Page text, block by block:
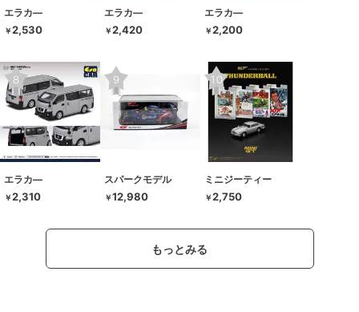
エラカ―
￥2,530
エラカ―
￥2,420
エラカ―
￥2,200
エラカ―
￥2,310
スパークモデル
￥12,980
ミニジーティー
￥2,750
もっとみる